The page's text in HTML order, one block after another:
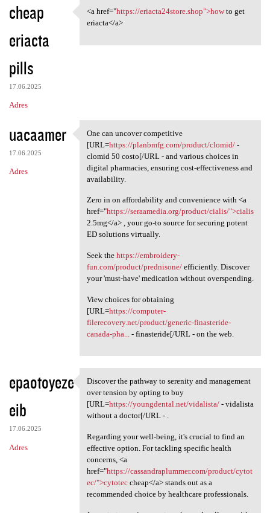
cheap
eriacta
pills
17.06.2025
Adres
<a href="https:/
<a href="https://eriacta24store.shop">howto get
eriacta</a>
uacaamer
17.06.2025
Adres
One can uncover competitive
One can uncover competitive
[URL=https://planbmfg.com/product/clomid/-
clomid 50 costo[/URL - and various choices in
digital pharmacies, ensuring cost-effectiveness and
availability.
Zero in on affordability and convenience with <a
href="https://seraamedia.org/product/cialis/">cialis
2.5mg</a> , your go-to source for securing potent
ED solutions virtually.
Seek the https://embroidery-
fun.com/product/prednisone/efficiently. Discover
your 'must-have' medication without overspending.
View choices for obtaining
[URL=https://computer-
filerecovery.net/product/generic-finasteride-
canada-pha...
- finasteride[/URL - on the web.
epaotoyeze
eib
17.06.2025
Adres
Discover the pathway to
Discover the pathway to serenity and management
over tension by opting to buy
[URL=https://youngdental.net/vidalista/- vidalista
without a doctor[/URL - .
Regarding your well-being, it's crucial to find an
effective option. For tackling specific health
concerns, <a
href="https://cassandraplummer.com/product/cytot
ec/">cytoteccheap</a> stands out as a
recommended choice by healthcare professionals.